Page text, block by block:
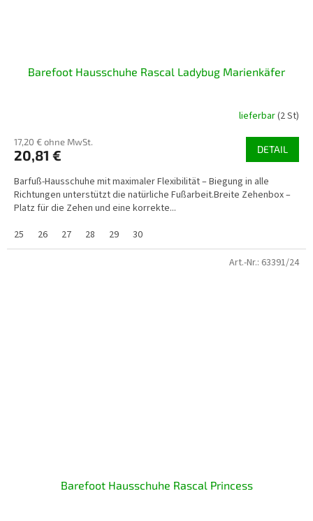
Barefoot Hausschuhe Rascal Ladybug Marienkäfer
lieferbar(2 St)
17,20 € ohne MwSt.
20,81 € DETAIL
Barfuß-Hausschuhe mit maximaler Flexibilität – Biegung in alle
Richtungen unterstützt die natürliche Fußarbeit.Breite Zehenbox –
Platz für die Zehen und eine korrekte...
25
26 27 28 29 30
Barefoot Hausschuhe Rascal Princess
Art.-Nr.: 63391/24